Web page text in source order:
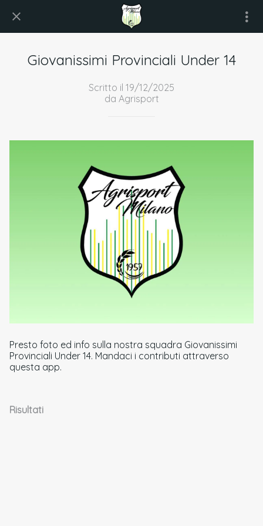
Giovanissimi Provinciali Under 14
Scritto il 19/12/2025
da Agrisport
Presto foto ed info sulla nostra squadra Giovanissimi
Provinciali Under 14. Mandaci i contributi attraverso
questa app.
Risultati